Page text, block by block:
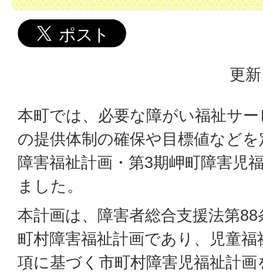
更
本町では、必要な障がい福祉サ
の提供体制の確保や目標値など
障害福祉計画・第3期岬町障害児
ました。
本計画は、障害者総合支援法第
町村障害福祉計画であり、児童
項に基づく市町村障害児福祉計